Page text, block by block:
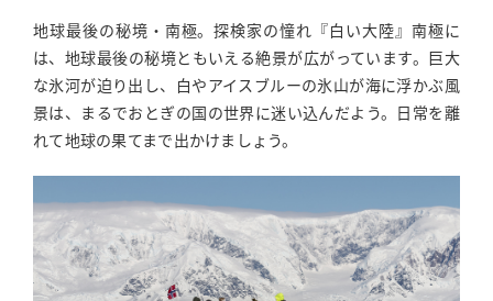
地球最後の秘境・南極。探検家の憧れ『白い大陸』南極に
は、地球最後の秘境ともいえる絶景が広がっています。巨大
な氷河が迫り出し、白やアイスブルーの氷山が海に浮かぶ風
景は、まるでおとぎの国の世界に迷い込んだよう。日常を離
れて地球の果てまで出かけましょう。